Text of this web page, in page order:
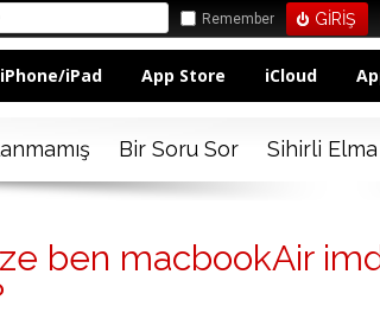
Remember
iPhone/iPad App Store iCloud
Bir Soru Sor Sihirli Elma
ben macbookAir